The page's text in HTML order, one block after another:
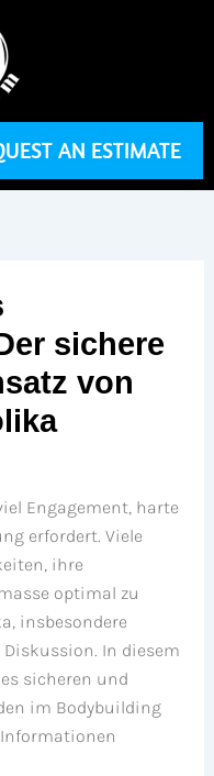
AN ESTIMATE
sichere
von
Engagement, harte
erfordert. Viele
ihre
optimal zu
insbesondere
In diesem
sicheren und
im Bodybuilding